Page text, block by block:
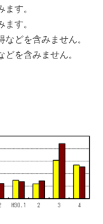
す。
す。
どを含みません。
を含みません。